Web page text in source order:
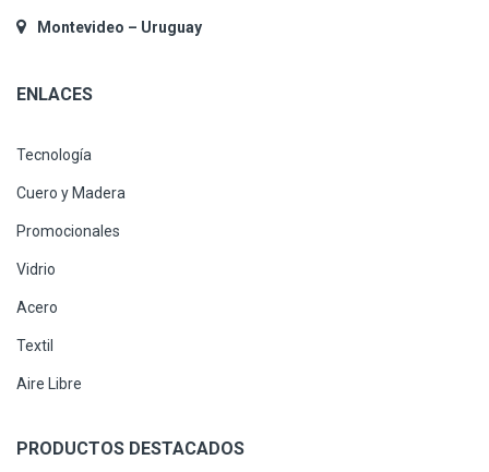
Montevideo – Uruguay
ENLACES
Tecnología
Cuero y Madera
Promocionales
Vidrio
Acero
Textil
Aire Libre
PRODUCTOS DESTACADOS